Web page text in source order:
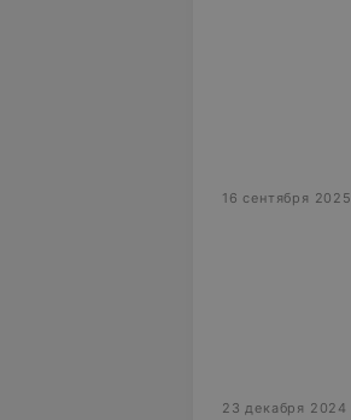
16 сентября 2025
23 декабря 2024